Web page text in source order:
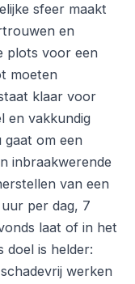
sfeer maakt
en
plots voor een
moeten
klaar voor
en vakkundig
om een
inbraakwerende
van een
per dag, 7
laat of in het
doel is helder:
werken